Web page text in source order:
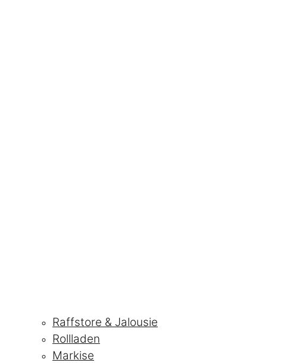
Raffstore & Jalousie
Rollladen
Markise